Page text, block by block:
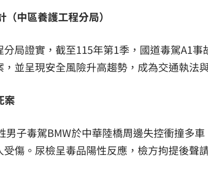
中區養護工程分局）
局證實，截至115年第1季，國道毒駕A1
並呈現安全風險升高趨勢，成為交通執法
案
男子毒駕BMW於中華陸橋周邊失控衝撞多
傷。尿檢呈毒品陽性反應，檢方拘提後聲